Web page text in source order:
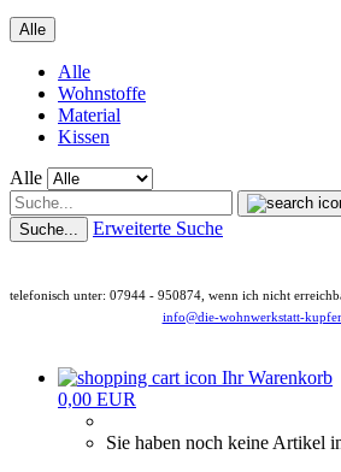
Alle
Alle
Wohnstoffe
Material
Kissen
Alle
Suche... Erweiterte Suche
telefonisch unter: 07944 - 950874, wenn ich nicht
info@die-wohnwerkstatt-
Ihr Warenkorb
0,00 EUR
Sie haben noch keine Artikel